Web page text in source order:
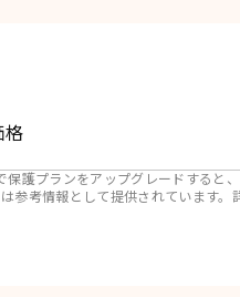
格
保護プランをアップグレードすると
参考情報として提供されています。